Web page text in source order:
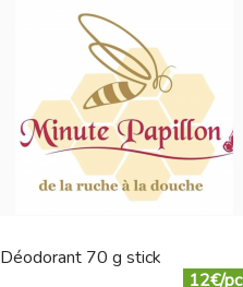
Déodorant 70 g stick
12€/pc